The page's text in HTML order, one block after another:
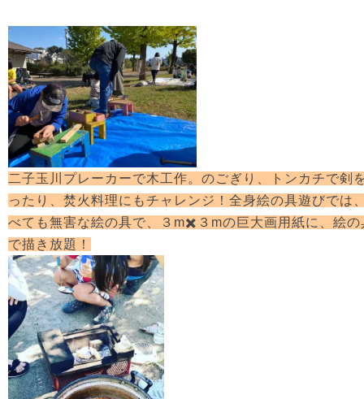
二子玉川プレーカーで木工作。のごぎり、トンカチで剣
ったり、焚火料理にもチャレンジ！全身絵の具遊びでは
べても無害な絵の具で、３m✖️３mの巨大画用紙に、絵の
で描き放題！